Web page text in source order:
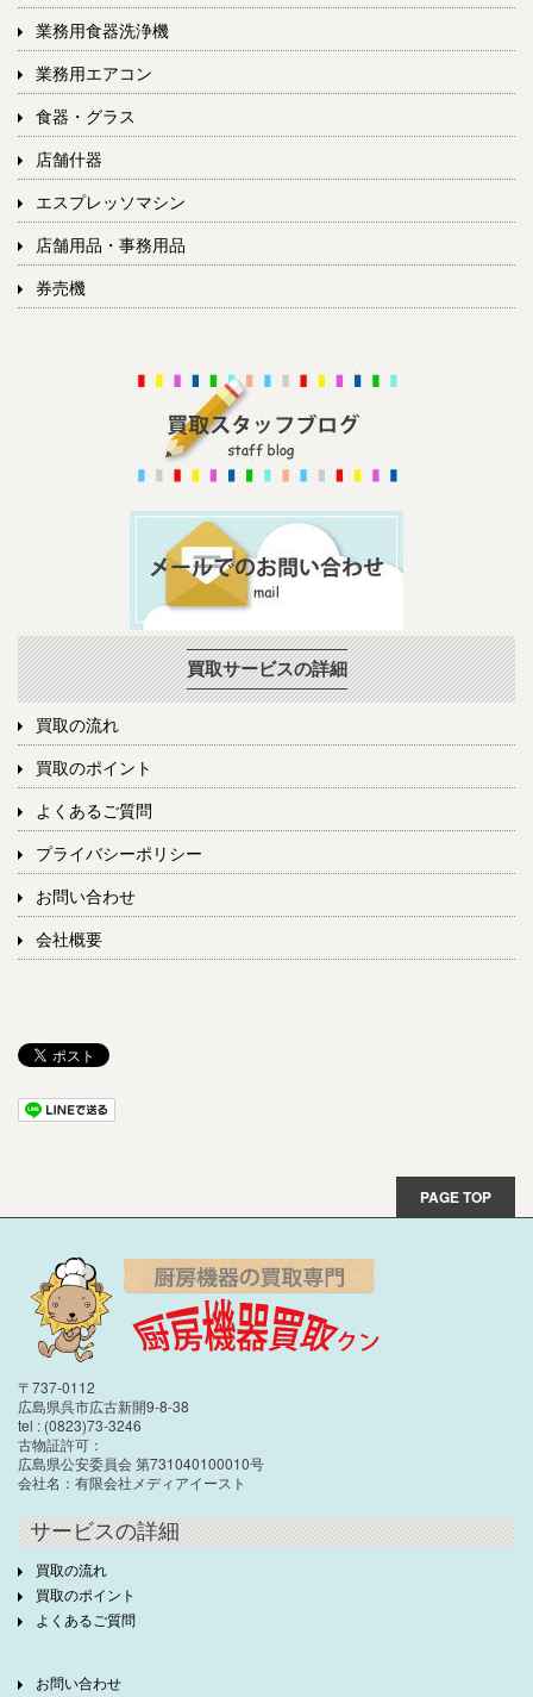
業務用食器洗浄機
業務用エアコン
食器・グラス
店舗什器
エスプレッソマシン
店舗用品・事務用品
券売機
買取サービスの詳細
買取の流れ
買取のポイント
よくあるご質問
プライバシーポリシー
お問い合わせ
会社概要
PAGE TOP
〒737-0112
広島県呉市広古新開9-8-38
tel : (0823)73-3246
古物証許可：
広島県公安委員会 第731040100010号
会社名：有限会社メディアイースト
サービスの詳細
買取の流れ
買取のポイント
よくあるご質問
お問い合わせ